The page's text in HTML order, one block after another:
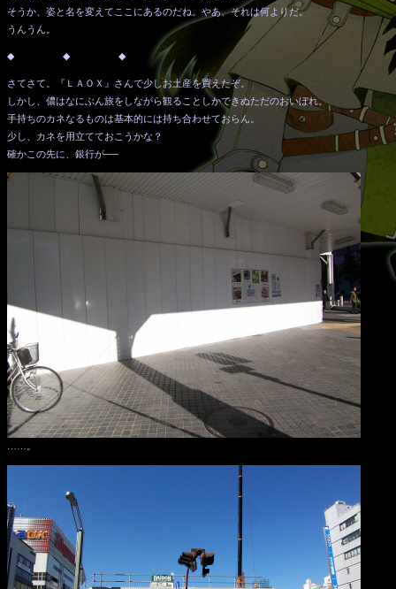
そうか、姿と名を変えてここにあるのだね。やあ、それは何よりだ。
うんうん。
◆ ◆ ◆
さてさて。『ＬＡＯＸ』さんで少しお土産を買えたぞ。
しかし、儂はなにぶん旅をしながら観ることしかできぬただのおいぼれ。
手持ちのカネなるものは基本的には持ち合わせておらん。
少し、カネを用立てておこうかな？
確かこの先に、銀行が──
……。